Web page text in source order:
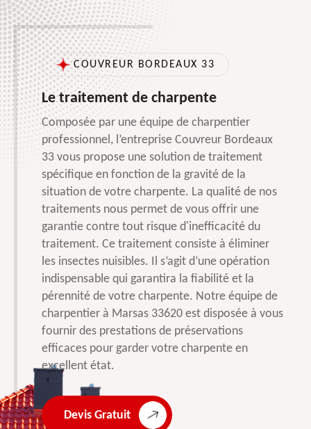
COUVREUR BORDEAUX 33
Le traitement de charpente
Composée par une équipe de charpentier
professionnel, l’entreprise Couvreur Bordeaux
33 vous propose une solution de traitement
spécifique en fonction de la gravité de la
situation de votre charpente. La qualité de nos
traitements nous permet de vous offrir une
garantie contre tout risque d'inefficacité du
traitement. Ce traitement consiste à éliminer
les insectes nuisibles. Il s’agit d’une opération
indispensable qui garantira la fiabilité et la
pérennité de votre charpente. Notre équipe de
charpentier à Marsas 33620 est disposée à vous
fournir des prestations de préservations
efficaces pour garder votre charpente en
excellent état.
Devis Gratuit